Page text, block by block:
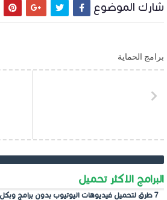
شارك الموضوع
برامج الحماية
البرامج الاكثر تحميل
7 طرق لتحميل فيديوهات اليوتيوب بدون برامج وبكل الصيغ